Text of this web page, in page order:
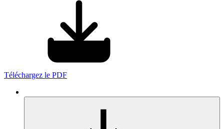
Téléchargez le PDF